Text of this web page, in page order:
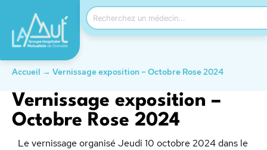
Accueil → Vernissage exposition – Octobre Rose 2024
Vernissage exposition –
Octobre Rose 2024
Le vernissage organisé Jeudi 10 octobre 2024 dans le